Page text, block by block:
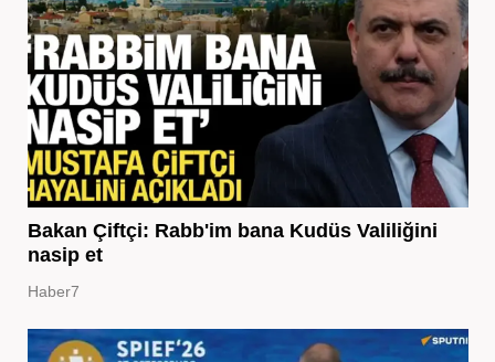
Bakan Çiftçi: Rabb'im bana Kudüs Valiliğini
nasip et
Haber7